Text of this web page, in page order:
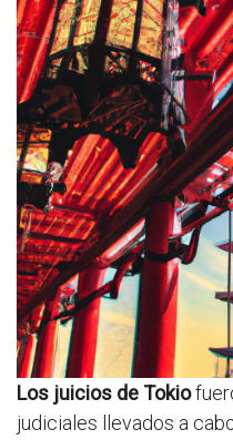
Los juicios de Tokio
judiciales llevados a